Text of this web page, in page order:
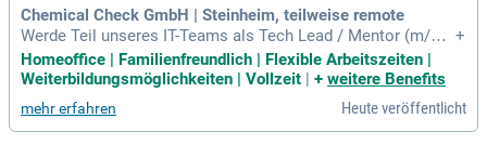
Chemical Check GmbH | Steinheim, teilweise remote
Werde Teil unseres IT-Teams als Tech Lead / Mentor (m/w/
d) und forme digitale Masterpieces! Bei uns, den Digital-Arc
hitekten, transformieren wir komplexe gesetzliche Vorgabe
wir den Goldstandard für KMUs und Konzerne. Wir bieten ein
professionelles, aber familiäres Arbeitsumfeld mit 50 Exper
+
Homeoffice | Familienfreundlich | Flexible Arbeitszeiten |
Weiterbildungsmöglichkeiten | Vollzeit
+ weitere Benefits
mehr erfahren Heute veröffentlicht